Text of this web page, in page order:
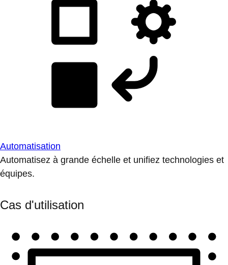
Automatisation
Automatisez à grande échelle et unifiez technologies et
équipes.
Cas d'utilisation